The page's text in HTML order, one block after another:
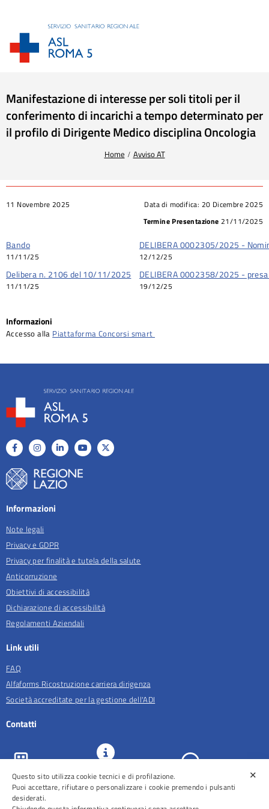
Manifestazione di interesse per soli titoli per il
conferimento di incarichi a tempo determinato per
il profilo di Dirigente Medico disciplina Oncologia
Home Avviso AT
Data di modifica: 20 Dicembre 2025
11 Novembre 2025
Termine Presentazione 21/11/2025
Bando
11/11/25
Delibera n. 2106 del 10/11/2025
11/11/25
DELIBERA 0002305/2025 -
12/12/25
DELIBERA 0002358/2025 -
19/12/25
Informazioni
Accesso alla Piattaforma Concorsi smart
Informazioni
Note legali
Privacy e GDPR
Privacy per finalità e tutela della salute
Anticorruzione
Obiettivi di accessibilità
Dichiarazione di accessibilità
Regolamenti Aziendali
Link utili
FAQ
Alfaforms Ricostruzione carriera dirigenza
Società accreditate per la gestione dell'ADI
Contatti
ASL Roma 5
URP e
Comunicazione
Prenotazioni
✕
Questo sito utilizza cookie tecnici e di profilazione.
Puoi accettare, rifiutare o personalizzare i cookie premendo i pulsanti
desiderati.